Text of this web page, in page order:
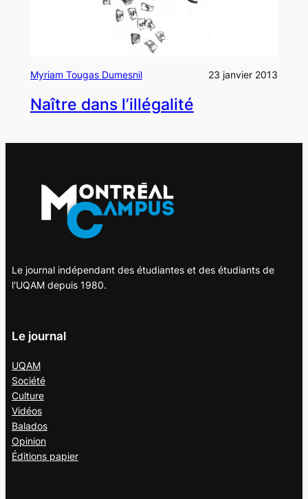
Myriam Tougas Dumesnil 23 janvier 2013
Naître dans l’illégalité
Le journal indépendant des étudiantes et des étudiants de
l'UQAM depuis 1980.
Le journal
UQAM
Société
Culture
Vidéos
Balados
Opinion
Éditions papier